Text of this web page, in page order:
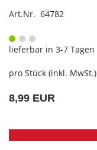
Art.Nr. 64782
lieferbar in 3-7 Tagen
pro Stück (inkl. MwSt.)
8,99 EUR